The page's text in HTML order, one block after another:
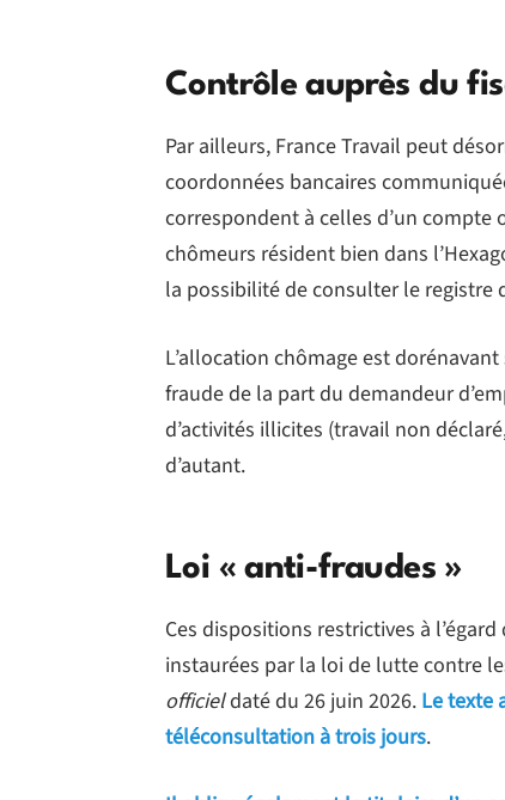
Contrôle auprès du
Par ailleurs, France Travail peut
coordonnées bancaires
correspondent à celles d’un compte
chômeurs résident bien dans
la possibilité de consulter le registre
L’allocation chômage est
fraude de la part du demandeur
d’activités illicites (travail non
d’autant.
Loi « anti-fraudes »
Ces dispositions restrictives à
instaurées par la loi de lutte contre
officieldaté du 26 juin 2026. Le texte
téléconsultation à trois jours.